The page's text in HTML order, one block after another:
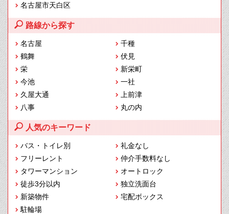
名古屋市天白区
路線から探す
名古屋
千種
鶴舞
伏見
栄
新栄町
今池
一社
久屋大通
上前津
八事
丸の内
人気のキーワード
バス・トイレ別
礼金なし
フリーレント
仲介手数料なし
タワーマンション
オートロック
徒歩3分以内
独立洗面台
新築物件
宅配ボックス
駐輪場